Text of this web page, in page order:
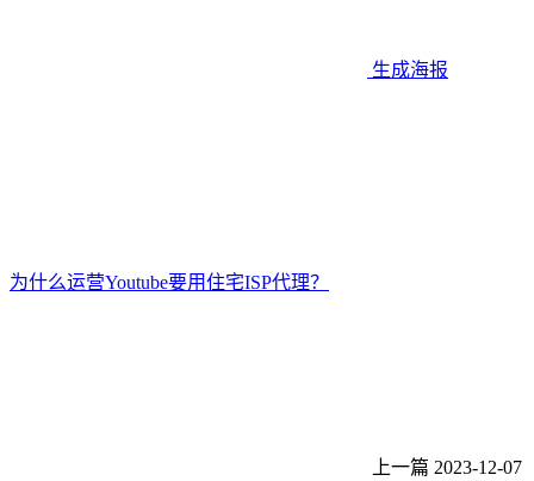
生成海报
为什么运营Youtube要用住宅ISP代理？
上一篇 2023-12-07